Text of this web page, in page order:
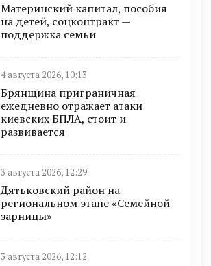
Материнский капитал, пособия
на детей, соцконтракт —
поддержка семьи
4 августа 2026, 10:13
Брянщина приграничная
ежедневно отражает атаки
киевских БПЛА, стоит и
развивается
3 августа 2026, 12:29
Дятьковский район на
региональном этапе «Семейной
зарницы»
3 августа 2026, 12:12